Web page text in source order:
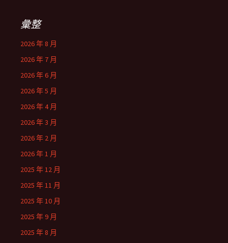
彙整
2026 年 8 月
2026 年 7 月
2026 年 6 月
2026 年 5 月
2026 年 4 月
2026 年 3 月
2026 年 2 月
2026 年 1 月
2025 年 12 月
2025 年 11 月
2025 年 10 月
2025 年 9 月
2025 年 8 月